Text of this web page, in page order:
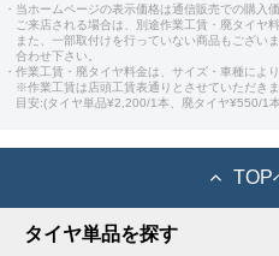
・当ホームページの表示価格は通信販売での購入
ご来店される場合は、別途作業工賃・廃タイヤ
また、一部取付けを行っていない商品もござい
合わせ下さい。
・作業工賃・廃タイヤ料金は、サイズ・車種によ
※作業工賃は店頭工賃表通りとさせていただきま
目安:(タイヤ単品¥2,200/1本、廃タイヤ¥550/1
TOP
タイヤ単品を探す